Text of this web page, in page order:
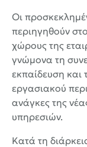
Οι
περιηγηθούν
χώρους της
γνώμονα τη
εκπαίδευση και
εργασιακού
ανάγκες της
υπηρεσιών.
Κατά τη